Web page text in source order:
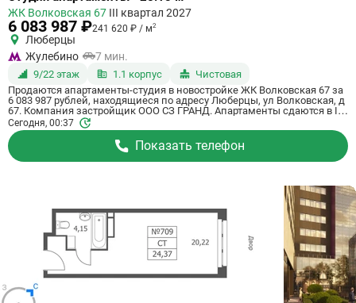
квартиру
ЖК Волковская 67 III квартал 2027
6 083 987 ₽241 620 ₽ / м2
Люберцы
Жулебино
7 мин.
9/22 этаж 1.1 корпус
Чистовая
Продаются апартаменты-студия в новостройке ЖК Волковская 67 за
6 083 987 рублей, находящиеся по адресу Люберцы, ул Волковская, д
67. Компания застройщик ООО СЗ ГРАНД. Апартаменты сдаются в III
квартале 2027 года с чистовой отделкой, в 20 минутах на машине от
станции метрополитена Некрасовка. Общая площадь апартаментов -
25.18 м². Этаж 9 из 21. ID апартаментов на СтройкиРУ 725058,
назовите его когда будете звонить.
Сегодня, 00:37
Показать телефон